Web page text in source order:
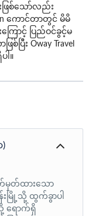
ဖြစ်သော်လည်း
ကောင်တာတွင် မိမိ
ောင့် ပြည်ဝင်ခွင့်မ
ြီး Oway Travel
ါ။
)
မှတ်ထားသော
းမြို့သို့ ထွက်ခွာပါ
ရောက်ရှိ